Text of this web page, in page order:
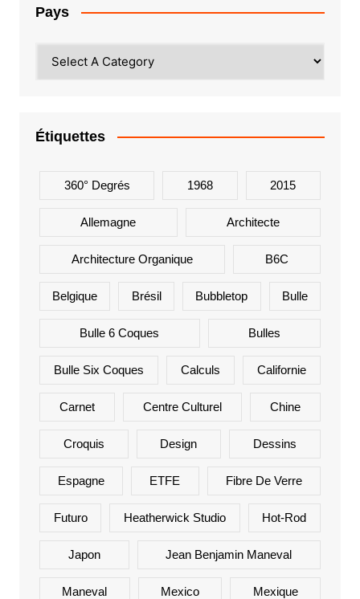
Pays
Étiquettes
360° Degrés 1968 2015
Allemagne Architecte
Architecture Organique B6C
Belgique Brésil Bubbletop Bulle
Bulle 6 Coques Bulles
Bulle Six Coques Calculs Californie
Carnet Centre Culturel Chine
Croquis Design Dessins
Espagne ETFE Fibre De Verre
Futuro Heatherwick Studio Hot-Rod
Japon Jean Benjamin Maneval
Maneval Mexico Mexique